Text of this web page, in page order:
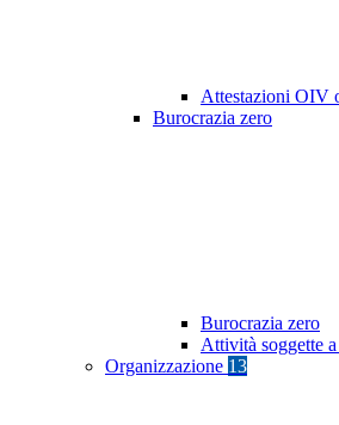
Attestazioni OIV
Burocrazia zero
Burocrazia zero
Attività soggette
Organizzazione 13